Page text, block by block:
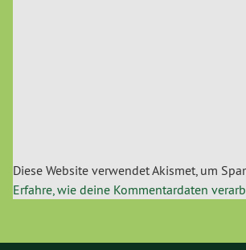
Diese Website verwendet Akismet, um
Erfahre, wie deine Kommentardaten